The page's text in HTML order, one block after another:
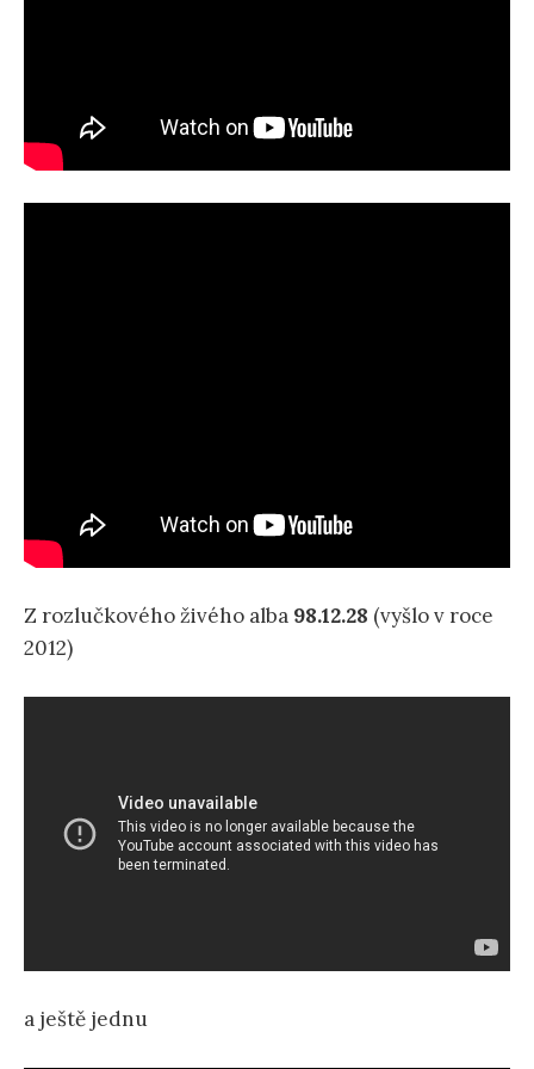
Z rozlučkového živého alba 98.12.28 (vyšlo v roce
2012)
a ještě jednu